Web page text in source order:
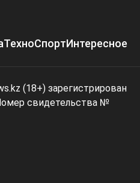
ТехноСпортИнтересное
(18+) зарегистрирован
свидетельства №